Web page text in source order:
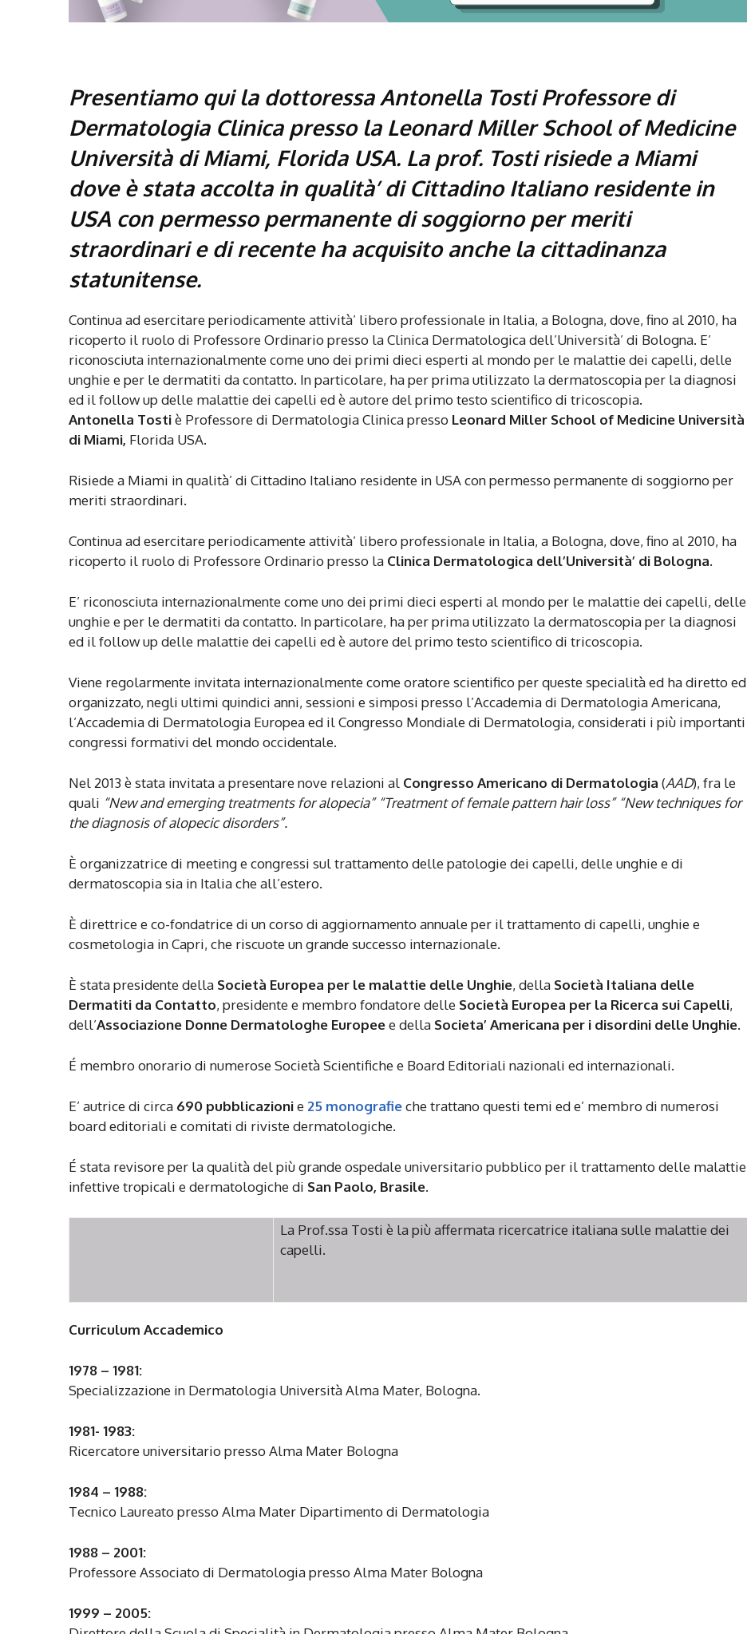
Presentiamo qui la dottoressa Antonella Tosti Professore di
Dermatologia Clinica presso la Leonard Miller School of Medicine
Università di Miami, Florida USA. La prof. Tosti risiede a Miami
dove è stata accolta in qualità’ di Cittadino Italiano residente in
USA con permesso permanente di soggiorno per meriti
straordinari e di recente ha acquisito anche la cittadinanza
statunitense.
Continua ad esercitare periodicamente attività’ libero professionale in Italia, a Bologna, dove, fino al 2010, ha
ricoperto il ruolo di Professore Ordinario presso la Clinica Dermatologica dell’Università’ di Bologna. E’
riconosciuta internazionalmente come uno dei primi dieci esperti al mondo per le malattie dei capelli, delle
unghie e per le dermatiti da contatto. In particolare, ha per prima utilizzato la dermatoscopia per la diagnosi
ed il follow up delle malattie dei capelli ed è autore del primo testo scientifico di tricoscopia.
Antonella Tostiè Professore di Dermatologia Clinica presso Leonard Miller School of Medicine Università
di Miami, Florida USA.
Risiede a Miami in qualità’ di Cittadino Italiano residente in USA con permesso permanente di soggiorno per
meriti straordinari.
Continua ad esercitare periodicamente attività’ libero professionale in Italia, a Bologna, dove, fino al 2010, ha
ricoperto il ruolo di Professore Ordinario presso la Clinica Dermatologica dell’Università’ di Bologna.
E’ riconosciuta internazionalmente come uno dei primi dieci esperti al mondo per le malattie dei capelli, delle
unghie e per le dermatiti da contatto. In particolare, ha per prima utilizzato la dermatoscopia per la diagnosi
ed il follow up delle malattie dei capelli ed è autore del primo testo scientifico di tricoscopia.
Viene regolarmente invitata internazionalmente come oratore scientifico per queste specialità ed ha diretto ed
organizzato, negli ultimi quindici anni, sessioni e simposi presso l’Accademia di Dermatologia Americana,
l’Accademia di Dermatologia Europea ed il Congresso Mondiale di Dermatologia, considerati i più importanti
congressi formativi del mondo occidentale.
Nel 2013 è stata invitata a presentare nove relazioni al Congresso Americano di Dermatologia (AAD), fra le
quali “New and emerging treatments for alopecia” “Treatment of female pattern hair loss” “New techniques for
the diagnosis of alopecic disorders”.
È organizzatrice di meeting e congressi sul trattamento delle patologie dei capelli, delle unghie e di
dermatoscopia sia in Italia che all’estero.
È direttrice e co-fondatrice di un corso di aggiornamento annuale per il trattamento di capelli, unghie e
cosmetologia in Capri, che riscuote un grande successo internazionale.
È stata presidente della Società Europea per le malattie delle Unghie, della Società Italiana delle
Dermatiti da Contatto, presidente e membro fondatore delle Società Europea per la Ricerca sui Capelli,
dell’Associazione Donne Dermatologhe Europeee della Societa’ Americana per i disordini delle Unghie.
É membro onorario di numerose Società Scientifiche e Board Editoriali nazionali ed internazionali.
E’ autrice di circa 690 pubblicazionie 25 monografieche trattano questi temi ed e’ membro di numerosi
board editoriali e comitati di riviste dermatologiche.
É stata revisore per la qualità del più grande ospedale universitario pubblico per il trattamento delle malattie
infettive tropicali e dermatologiche di San Paolo, Brasile.
La Prof.ssa Tosti è la più affermata ricercatrice italiana sulle malattie dei
capelli.
Curriculum Accademico
1978 – 1981:
Specializzazione in Dermatologia Università Alma Mater, Bologna.
1981- 1983:
Ricercatore universitario presso Alma Mater Bologna
1984 – 1988:
Tecnico Laureato presso Alma Mater Dipartimento di Dermatologia
1988 – 2001:
Professore Associato di Dermatologia presso Alma Mater Bologna
1999 – 2005: